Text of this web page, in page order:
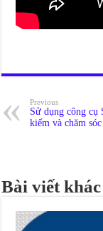
Previous
Sử dụng công
kiếm và chăm
Bài viết khác